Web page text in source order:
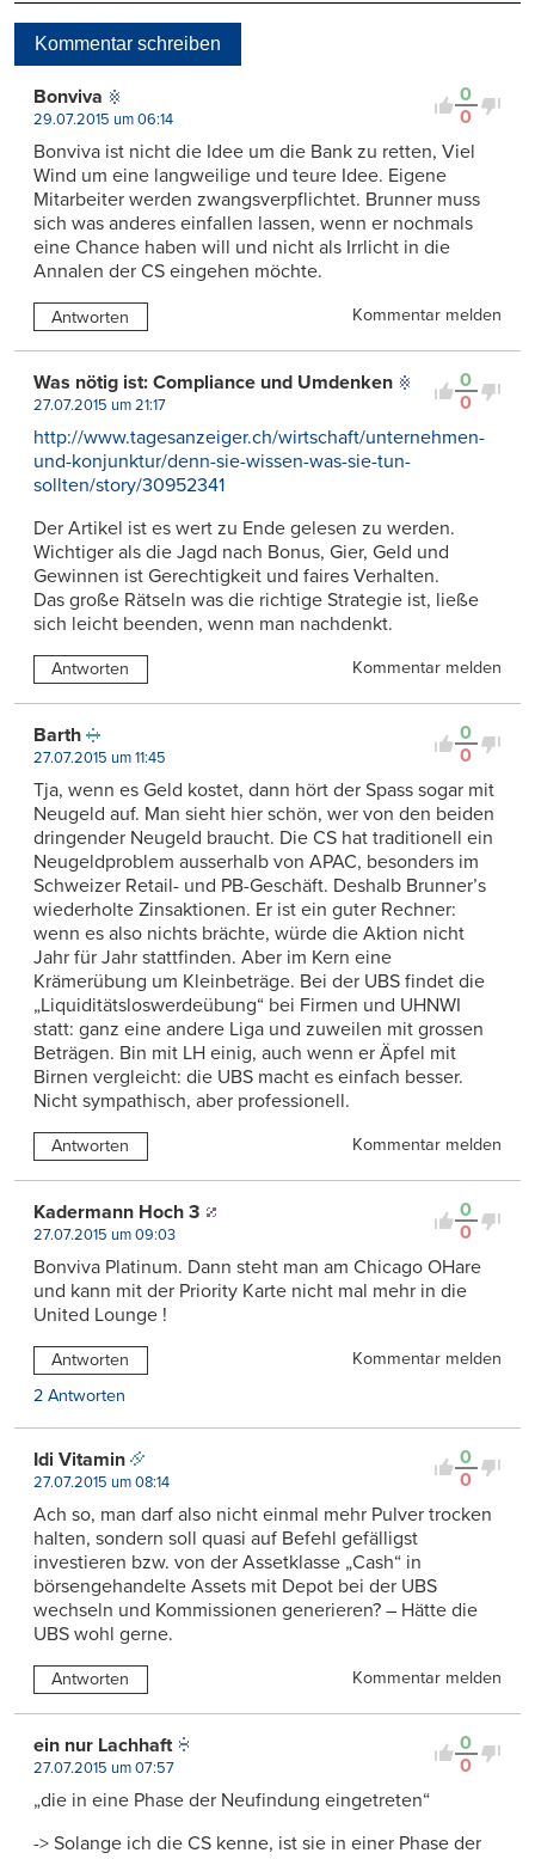
Kommentar schreiben
0
0
Bonviva
29.07.2015 um 06:14
Bonviva ist nicht die Idee um die Bank zu retten, Viel
Wind um eine langweilige und teure Idee. Eigene
Mitarbeiter werden zwangsverpflichtet. Brunner muss
sich was anderes einfallen lassen, wenn er nochmals
eine Chance haben will und nicht als Irrlicht in die
Annalen der CS eingehen möchte.
Antworten Kommentar melden
0
0
Was nötig ist: Compliance und Umdenken
27.07.2015 um 21:17
http://www.tagesanzeiger.ch/wirtschaft/unternehmen-
und-konjunktur/denn-sie-wissen-was-sie-tun-
sollten/story/30952341
Der Artikel ist es wert zu Ende gelesen zu werden.
Wichtiger als die Jagd nach Bonus, Gier, Geld und
Gewinnen ist Gerechtigkeit und faires Verhalten.
Das große Rätseln was die richtige Strategie ist, ließe
sich leicht beenden, wenn man nachdenkt.
Antworten Kommentar melden
0
0
Barth
27.07.2015 um 11:45
Tja, wenn es Geld kostet, dann hört der Spass sogar mit
Neugeld auf. Man sieht hier schön, wer von den beiden
dringender Neugeld braucht. Die CS hat traditionell ein
Neugeldproblem ausserhalb von APAC, besonders im
Schweizer Retail- und PB-Geschäft. Deshalb Brunner’s
wiederholte Zinsaktionen. Er ist ein guter Rechner:
wenn es also nichts brächte, würde die Aktion nicht
Jahr für Jahr stattfinden. Aber im Kern eine
Krämerübung um Kleinbeträge. Bei der UBS findet die
„Liquiditätsloswerdeübung“ bei Firmen und UHNWI
statt: ganz eine andere Liga und zuweilen mit grossen
Beträgen. Bin mit LH einig, auch wenn er Äpfel mit
Birnen vergleicht: die UBS macht es einfach besser.
Nicht sympathisch, aber professionell.
Antworten Kommentar melden
0
0
Kadermann Hoch 3
27.07.2015 um 09:03
Bonviva Platinum. Dann steht man am Chicago OHare
und kann mit der Priority Karte nicht mal mehr in die
United Lounge !
Antworten
Kommentar melden
2 Antworten
0
0
Idi Vitamin
27.07.2015 um 08:14
Ach so, man darf also nicht einmal mehr Pulver trocken
halten, sondern soll quasi auf Befehl gefälligst
investieren bzw. von der Assetklasse „Cash“ in
börsengehandelte Assets mit Depot bei der UBS
wechseln und Kommissionen generieren? – Hätte die
UBS wohl gerne.
Antworten Kommentar melden
0
0
ein nur Lachhaft
27.07.2015 um 07:57
„die in eine Phase der Neufindung eingetreten“
-> Solange ich die CS kenne, ist sie in einer Phase der